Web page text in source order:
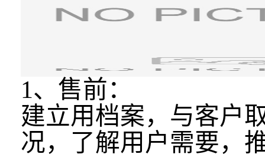
1、售前：
建立用档案，与客户
况，了解用户需要，